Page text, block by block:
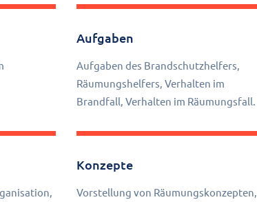
Aufgaben
Aufgaben des Brandschutzhelfers,
Räumungshelfers, Verhalten im
Brandfall, Verhalten im Räumungsfall.
Konzepte
Vorstellung von Räumungskonzepten,